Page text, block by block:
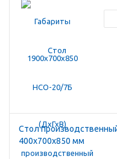
Стол
400х700х850 мм